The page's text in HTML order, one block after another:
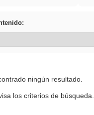
ningún resultado.
los criterios de búsqueda.